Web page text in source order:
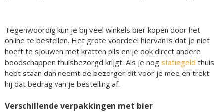
Tegenwoordig kun je bij veel winkels bier kopen door het
online te bestellen. Het grote voordeel hiervan is dat je niet
hoeft te sjouwen met kratten pils en je ook direct andere
boodschappen thuisbezorgd krijgt. Als je nog statiegeld thuis
hebt staan dan neemt de bezorger dit voor je mee en trekt
hij dat bedrag van je bestelling af.
Verschillende verpakkingen met bier